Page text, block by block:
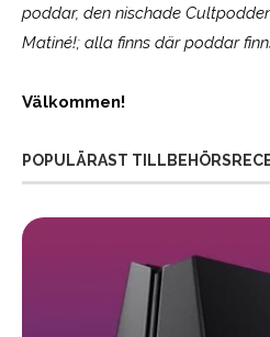
poddar, den nischade
Matiné!; alla finns där poddar
Välkommen!
POPULÄRAST